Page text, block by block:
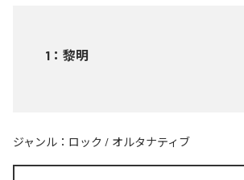
1 ： 黎明
ジャンル： ロック / オルタナティブ